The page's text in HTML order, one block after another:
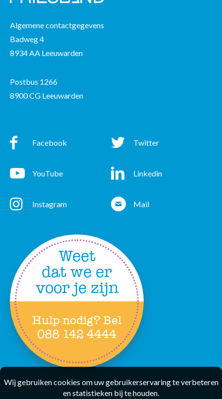
Wij gebruiken cookies om uw gebruikerservaring te verbeteren
en statistieken bij te houden.
Algemene contactgegevens
Badweg 4
8934 AA Leeuwarden
Postbus 1266
8900 CG Leeuwarden
Facebook
Facebook Twitter
Twitter
YouTube
YouTube Linkedin
Linkedin
Instagram
Instagram Mail
Mail
Weet
dat we er
voor je zijn
Hulp nodig? Bel
088 142 4444